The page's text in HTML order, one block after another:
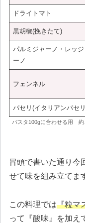
ドライトマト
黒胡椒(挽きたて)
パルミジャーノ・レッジ
ーノ
フェンネル
パセリ(イタリアンパセ
パスタ100gに合わせる用 約
冒頭で書いた通り今
せて味を組み立てま
この料理では『粒マ
って『酸味』を加え